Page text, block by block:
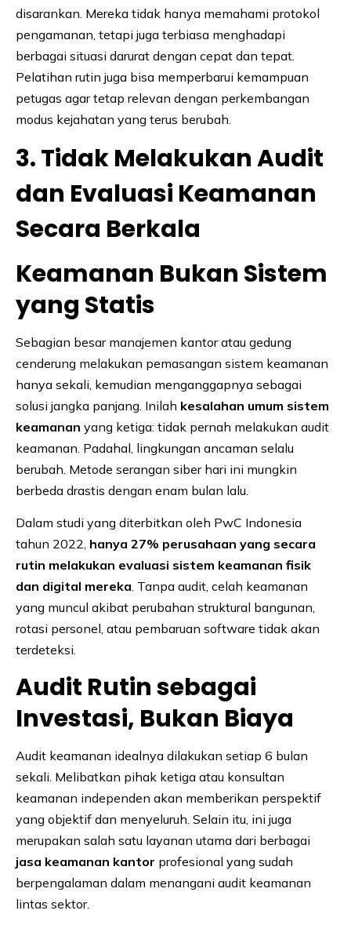
disarankan. Mereka tidak hanya memahami protokol
pengamanan, tetapi juga terbiasa menghadapi
berbagai situasi darurat dengan cepat dan tepat.
Pelatihan rutin juga bisa memperbarui kemampuan
petugas agar tetap relevan dengan perkembangan
modus kejahatan yang terus berubah.
3. Tidak Melakukan Audit
dan Evaluasi Keamanan
Secara Berkala
Keamanan Bukan Sistem
yang Statis
Sebagian besar manajemen kantor atau gedung
cenderung melakukan pemasangan sistem keamanan
hanya sekali, kemudian menganggapnya sebagai
solusi jangka panjang. Inilah kesalahan umum sistem
keamanan yang ketiga: tidak pernah melakukan audit
keamanan. Padahal, lingkungan ancaman selalu
berubah. Metode serangan siber hari ini mungkin
berbeda drastis dengan enam bulan lalu.
Dalam studi yang diterbitkan oleh PwC Indonesia
tahun 2022, hanya 27% perusahaan yang secara
rutin melakukan evaluasi sistem keamanan fisik
dan digital mereka . Tanpa audit, celah keamanan
yang muncul akibat perubahan struktural bangunan,
rotasi personel, atau pembaruan software tidak akan
terdeteksi.
Audit Rutin sebagai
Investasi, Bukan Biaya
Audit keamanan idealnya dilakukan setiap 6 bulan
sekali. Melibatkan pihak ketiga atau konsultan
keamanan independen akan memberikan perspektif
yang objektif dan menyeluruh. Selain itu, ini juga
merupakan salah satu layanan utama dari berbagai
jasa keamanan kantor profesional yang sudah
berpengalaman dalam menangani audit keamanan
lintas sektor.